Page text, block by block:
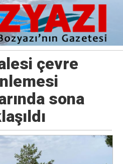
çevre
sona